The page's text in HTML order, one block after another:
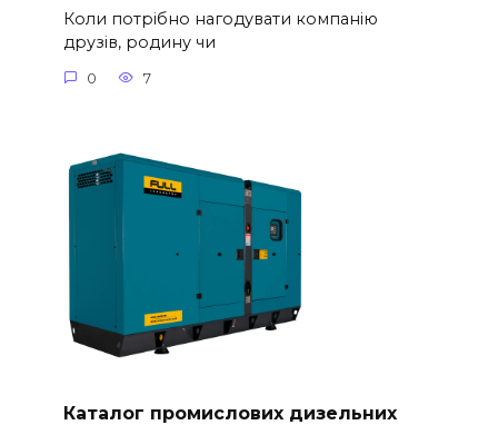
Коли потрібно нагодувати компанію
друзів, родину чи
0 7
Каталог промислових дизельних